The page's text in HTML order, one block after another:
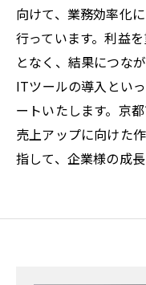
向けて、業務効率化
行っています。利益
となく、結果につな
ITツールの導入とい
ートいたします。京
売上アップに向けた
指して、企業様の成